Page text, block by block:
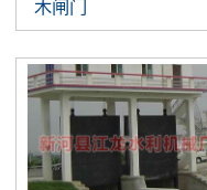
木闸门